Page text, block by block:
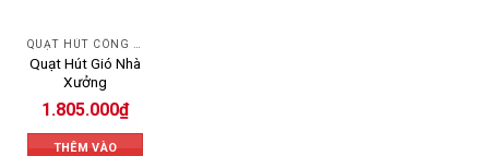
Quạt Hút Gió Nhà
Xưởng
1.805.000₫
THÊM VÀO